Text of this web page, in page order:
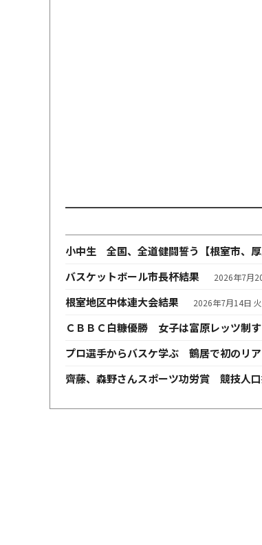
小中生 全国、全道健闘誓う【根室市、厚
バスケットボール市長杯結果 2026年7月
根室地区中体連大会結果 2026年7月14日
ＣＢＢＣ白糠優勝 女子は富原レッツ制
プロ選手からバスケ学ぶ 鶴居で初のリア
齊藤、森野さんスポーツ功労賞 競技人口